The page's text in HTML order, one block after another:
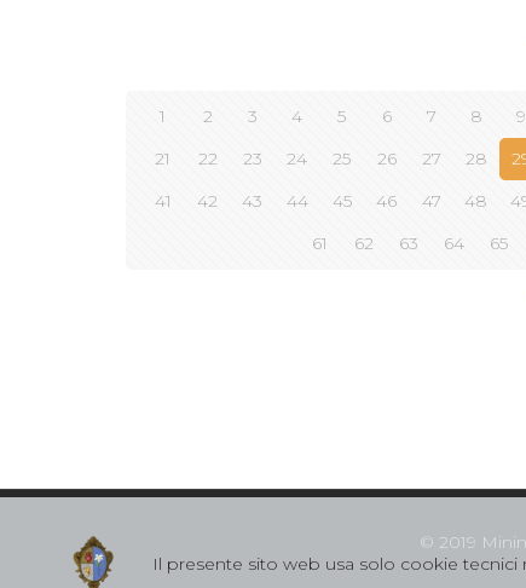
1 2 3 4 5 6 7 8 9
21
22 23 24 25 26 27 28
41
42 43 44 45 46 47 48
61
62 63 64 65
© 2019
Il presente sito web usa solo cookie tecnici